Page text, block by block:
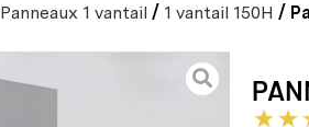
Panneaux 1 vantail / 1 vantail 150H /